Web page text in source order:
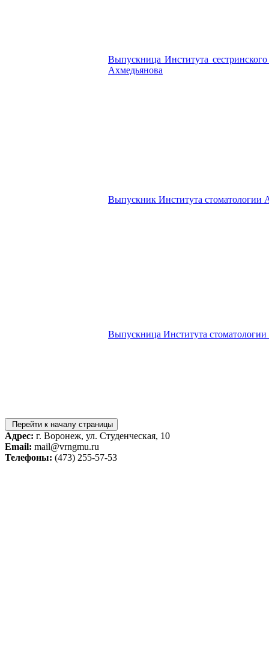
Выпускница Института
Ахмедьянова
Выпускник Института стоматологии
Выпускница Института
Перейти к началу страницы
Адрес: г. Воронеж, ул. Студенческая, 10
Email: mail@vrngmu.ru
Телефоны: (473) 255-57-53